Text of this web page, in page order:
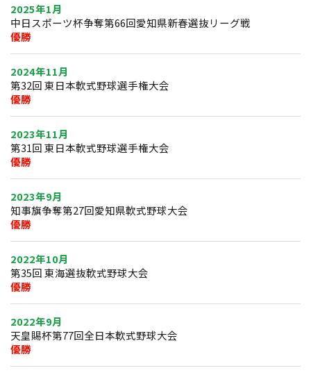
2025年1月
中日スポーツ杯争奪第66回愛知県新春選抜リーグ戦
優勝
2024年11月
第32回 東日本軟式野球選手権大会
優勝
2023年11月
第31回 東日本軟式野球選手権大会
優勝
2023年9月
知事旗争奪第27回愛知県軟式野球大会
優勝
2022年10月
第35回 東海選抜軟式野球大会
優勝
2022年9月
天皇賜杯第77回全日本軟式野球大会
優勝